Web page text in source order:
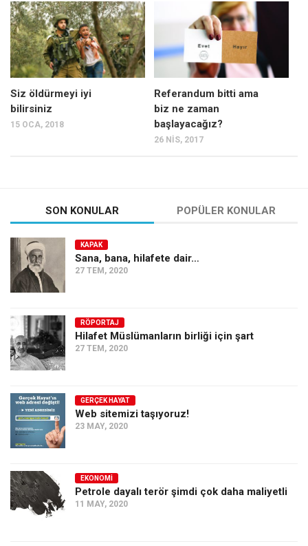
Mehmet Ali Tekin
Abir E. Nahas
Amina S. Jenenkovic
Bağdagül Öz
Esra Elönü
Kategoriler
Kültür Sanat
Kitap
Karisi kitap sualleri
Ekonomi
Spor
Manzara
Sağlık
Gıda-Beslenme
Hayat
Siyaset
Dünya
Siz öldürmeyi iyi
bilirsiniz
15 OCA, 2018
Referandum bitti ama
biz ne zaman
başlayacağız?
26 NIS, 2017
SON KONULAR POPÜLER KONULAR
KAPAK
Sana, bana, hilafete dair…
27 TEM, 2020
RÖPORTAJ
Hilafet Müslümanların birliği için şart
27 TEM, 2020
GERÇEK HAYAT
Web sitemizi taşıyoruz!
23 MAY, 2020
EKONOMI
Petrole dayalı terör şimdi çok daha maliyetli
11 MAY, 2020